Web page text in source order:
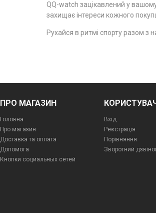
QQ-watch зацікавлений у вашому
захищає інтереси кожного
Рухайся в ритмі спорту разом з
ПРО МАГАЗИН
Головна
Про магазин
Доставка та оплата
Допомога
Кнопки социальных сетей
КОРИСТУВАЧ
Вхід
Реєстрація
Порівняння
Зворотний